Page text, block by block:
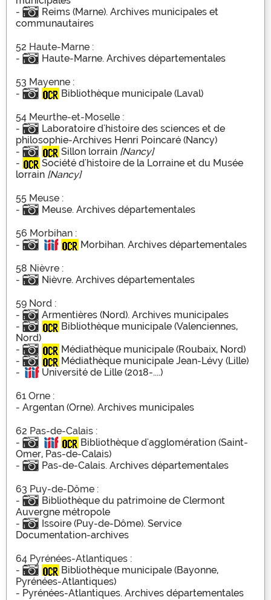
-
Reims (Marne). Archives municipales et
communautaires
52 Haute-Marne :
-
Haute-Marne. Archives départementales
53 Mayenne :
-
Bibliothèque municipale (Laval)
54 Meurthe-et-Moselle :
-
Laboratoire d'histoire des sciences et de
philosophie-Archives Henri Poincaré (Nancy)
-
Sillon lorrain [Nancy]
-
Société d'histoire de la Lorraine et du Musée
lorrain [Nancy]
55 Meuse :
-
Meuse. Archives départementales
56 Morbihan :
-
Morbihan. Archives départementales
58 Nièvre :
-
Nièvre. Archives départementales
59 Nord :
-
Armentières (Nord). Archives municipales
-
Bibliothèque municipale (Valenciennes,
Nord)
-
Médiathèque municipale (Roubaix, Nord)
-
Médiathèque municipale Jean-Lévy (Lille)
-
Université de Lille (2018-....)
61 Orne :
- Argentan (Orne). Archives municipales
62 Pas-de-Calais :
-
Bibliothèque d'agglomération (Saint-
Omer, Pas-de-Calais)
-
Pas-de-Calais. Archives départementales
63 Puy-de-Dôme :
-
Bibliothèque du patrimoine de Clermont
Auvergne métropole
-
Issoire (Puy-de-Dôme). Service
Documentation-archives
64 Pyrénées-Atlantiques :
-
Bibliothèque municipale (Bayonne,
Pyrénées-Atlantiques)
- Pyrénées-Atlantiques. Archives départementales